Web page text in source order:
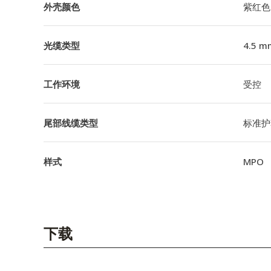
外壳颜色 紫红色
光缆类型 4.5
工作环境 受控
尾部线缆类型 标准
样式 MPO
下载